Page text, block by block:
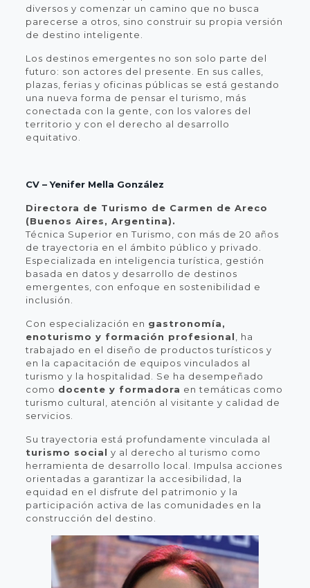
diversos y comenzar un camino que no busca
parecerse a otros, sino construir su propia versión
de destino inteligente.
Los destinos emergentes no son solo parte del
futuro: son actores del presente. En sus calles,
plazas, ferias y oficinas públicas se está gestando
una nueva forma de pensar el turismo, más
conectada con la gente, con los valores del
territorio y con el derecho al desarrollo
equitativo.
CV – Yenifer Mella González
Directora de Turismo de Carmen de Areco
(Buenos Aires, Argentina).
Técnica Superior en Turismo, con más de 20 años
de trayectoria en el ámbito público y privado.
Especializada en inteligencia turística, gestión
basada en datos y desarrollo de destinos
emergentes, con enfoque en sostenibilidad e
inclusión.
Con especialización en gastronomía,
enoturismo y formación profesional
, ha
trabajado en el diseño de productos turísticos y
en la capacitación de equipos vinculados al
turismo y la hospitalidad. Se ha desempeñado
como docente y formadora en temáticas como
turismo cultural, atención al visitante y calidad de
servicios.
Su trayectoria está profundamente vinculada al
turismo social y al derecho al turismo como
herramienta de desarrollo local. Impulsa acciones
orientadas a garantizar la accesibilidad, la
equidad en el disfrute del patrimonio y la
participación activa de las comunidades en la
construcción del destino.